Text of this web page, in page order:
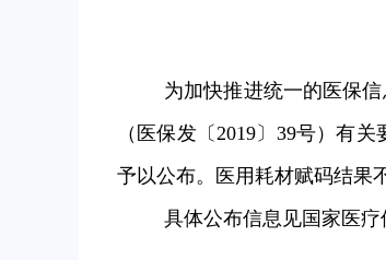
为加快推进统一的医保
（医保发〔2019〕39号）有
予以公布。医用耗材赋码结果
具体公布信息见国家医疗